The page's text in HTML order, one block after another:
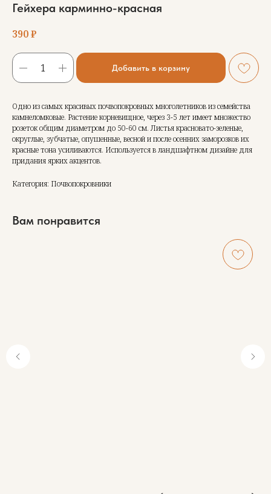
Гейхера карминно-красная
390₽
Добавить в корзину
Одно из самых красивых почвопокровных многолетников из семейства
камнеломковые. Растение корневищное, через 3-5 лет имеет множество
розеток общим диаметром до 50-60 см. Листья красновато-зеленые,
округлые, зубчатые, опушенные, весной и после осенних заморозков их
красные тона усиливаются. Используется в ландшафтном дизайне для
придания ярких акцентов.
Категория: Почвопокровники
Вам понравится